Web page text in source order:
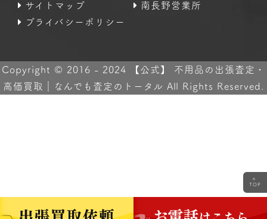
サイトマップ
プライバシーポリシー
南長野営業所
Copyright © 2016 - 2024 【公式】 不用品の出張査定・
高価買取｜なんでも査定のトータル All Rights Reserved.
<
TOP